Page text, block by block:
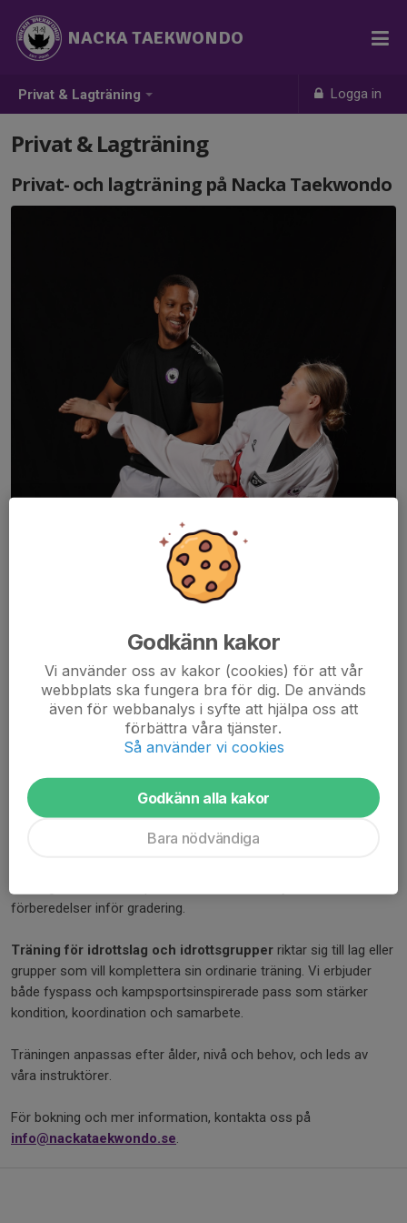
Privat & Lagträning Logga in
NACKA TAEKWONDO
Privat & Lagträning
Privat- och lagträning på Nacka Taekwondo
Hos oss finns möjlighet till personlig träning samt träning för
förberedelser inför gradering.
Träning för idrottslag och idrottsgrupper riktar sig till lag eller
grupper som vill komplettera sin ordinarie träning. Vi erbjuder
både fyspass och kampsportsinspirerade pass som stärker
kondition, koordination och samarbete.
Träningen anpassas efter ålder, nivå och behov, och leds av
våra instruktörer.
För bokning och mer information, kontakta oss på
info@nackataekwondo.se.
Godkänn kakor
Vi använder oss av kakor (cookies) för att vår
webbplats ska fungera bra för dig. De används
även för webbanalys i syfte att hjälpa oss att
förbättra våra tjänster.
Så använder vi cookies
Godkänn alla kakor
Bara nödvändiga